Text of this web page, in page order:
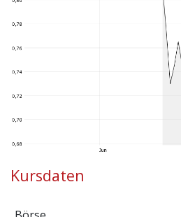
Kursdaten